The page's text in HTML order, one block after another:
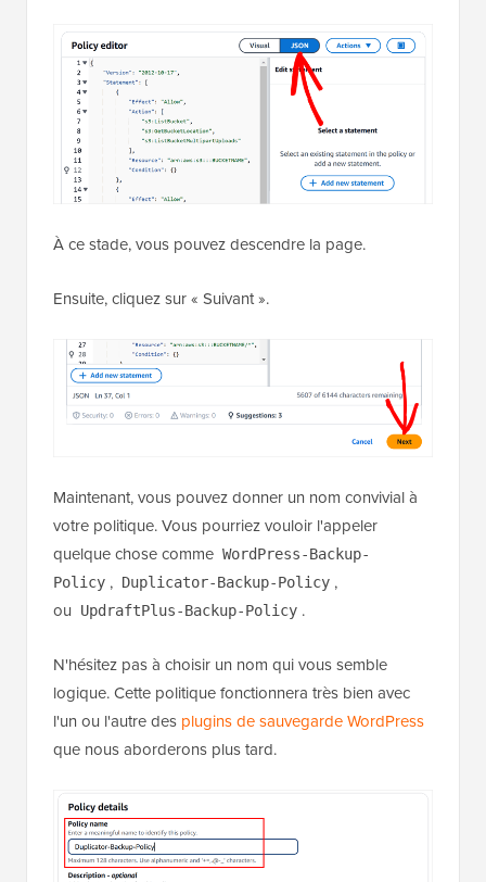
À ce stade, vous pouvez descendre la page.
Ensuite, cliquez sur « Suivant ».
Maintenant, vous pouvez donner un nom convivial à
votre politique. Vous pourriez vouloir l'appeler
quelque chose comme WordPress-Backup-
Policy , Duplicator-Backup-Policy ,
ou
UpdraftPlus-Backup-Policy .
N'hésitez pas à choisir un nom qui vous semble
logique. Cette politique fonctionnera très bien avec
l'un ou l'autre des plugins de sauvegarde WordPress
que nous aborderons plus tard.